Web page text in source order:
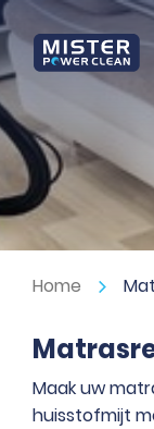
Home
Maak uw
huisstofmijt